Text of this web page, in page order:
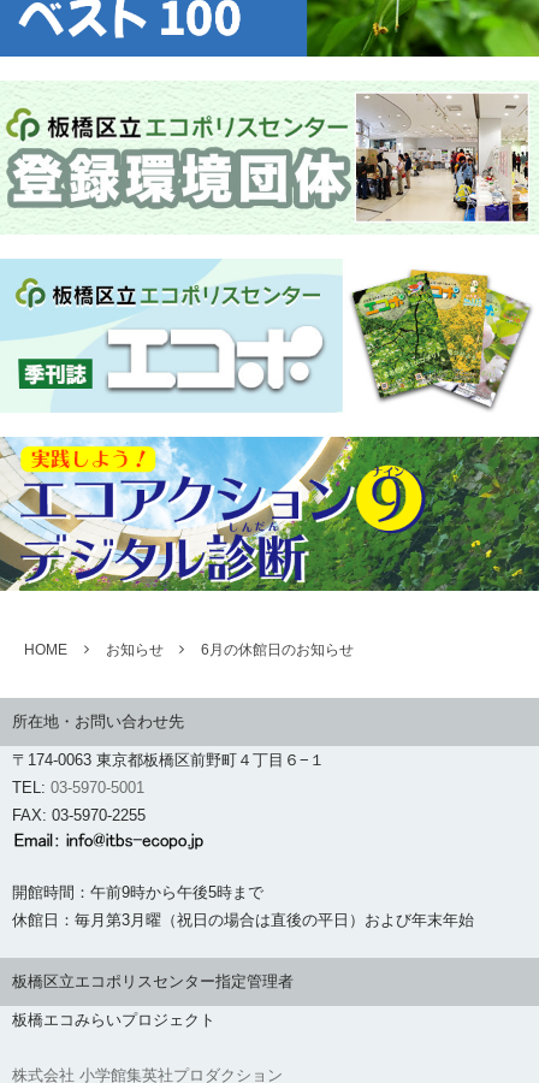
HOME お知らせ 6月の休館日のお知らせ
所在地・お問い合わせ先
〒174-0063 東京都板橋区前野町４丁目６−１
TEL: 03-5970-5001
FAX: 03-5970-2255
開館時間：午前9時から午後5時まで
休館日：毎月第3月曜（祝日の場合は直後の平日）および年末年始
板橋区立エコポリスセンター指定管理者
板橋エコみらいプロジェクト
株式会社 小学館集英社プロダクション